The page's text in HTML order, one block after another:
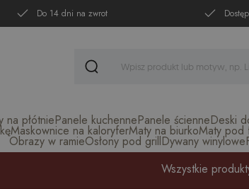
Do 14 dni na zwrot
na płótniePanele kuchennePanele ścienneDeski
Maskownice na kaloryferMaty na biurkoMaty pod
Obrazy w ramieOsłony pod grillDywany winylowe
Wszystkie